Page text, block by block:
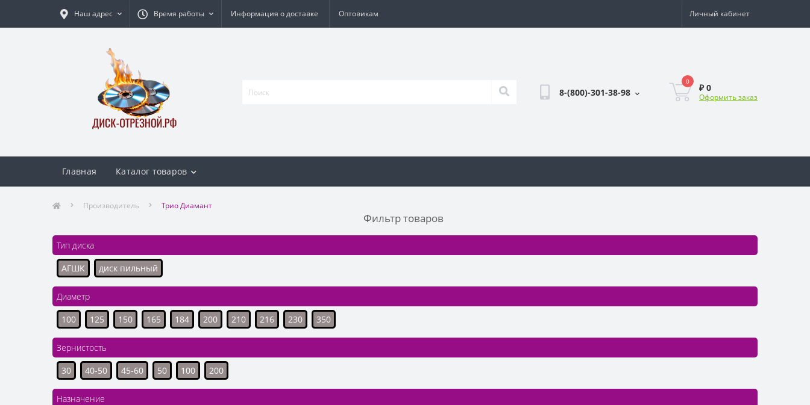
Наш адрес Время работы Информация о доставке Оптовикам Личный кабинет
8-(800)-301-38-98
0
₽ 0
Оформить заказ
Главная Каталог товаров
Производитель Трио Диамант
Фильтр товаров
Тип диска
АГШК
диск пильный
Диаметр
100
125 150 165 184 200 210 216 230 350
Зернистость
30
40-50 45-60 50 100 200
Назначение